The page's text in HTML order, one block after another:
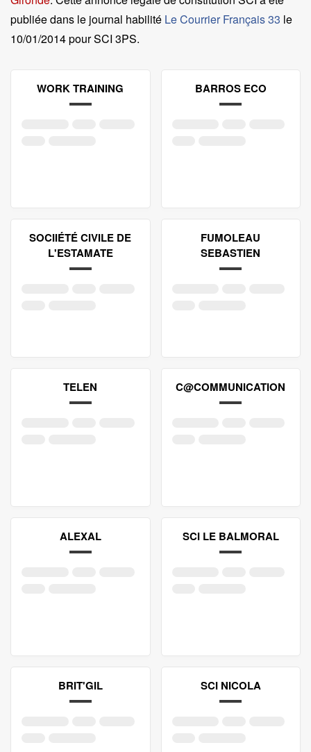
publiée dans le journal habilité Le Courrier Français 33 le
10/01/2014 pour SCI 3PS.
WORK TRAINING BARROS ECO
SOCIIÉTÉ CIVILE DE
L'ESTAMATE
FUMOLEAU
SEBASTIEN
TELEN C@COMMUNICATION
ALEXAL SCI LE BALMORAL
BRIT'GIL SCI NICOLA